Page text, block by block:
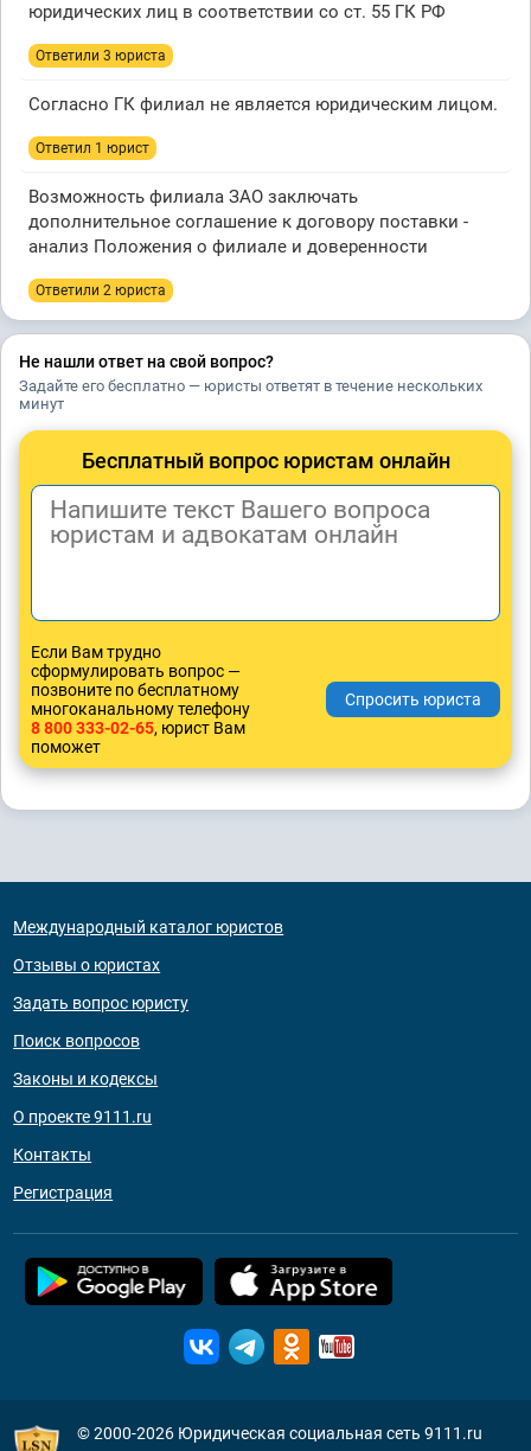
юридических лиц в соответствии со ст. 55 ГК РФ
Ответили 3 юристa
Согласно ГК филиал не является юридическим лицом.
Ответил 1 юрист
Возможность филиала ЗАО заключать
дополнительное соглашение к договору поставки -
анализ Положения о филиале и доверенности
Ответили 2 юристa
Не нашли ответ на свой вопрос?
Задайте его бесплатно — юристы ответят в течение нескольких
минут
Бесплатный вопрос юристам онлайн
Если Вам трудно
сформулировать вопрос —
позвоните по бесплатному
многоканальному телефону
8 800 333-02-65, юрист Вам
поможет
Международный каталог юристов
Отзывы о юристах
Задать вопрос юристу
Поиск вопросов
Законы и кодексы
О проекте 9111.ru
Контакты
Регистрация
© 2000-2026 Юридическая социальная сеть 9111.ru